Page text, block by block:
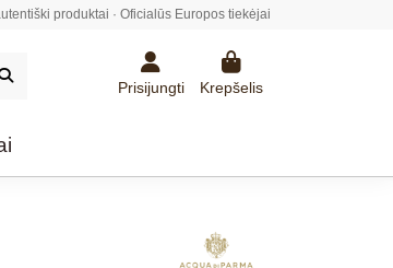
produktai · Oficialūs Europos tiekėjai
Prisijungti Krepšelis